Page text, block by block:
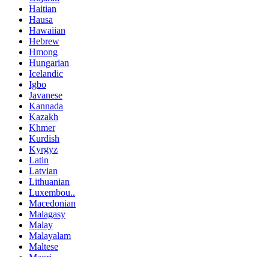
Haitian
Hausa
Hawaiian
Hebrew
Hmong
Hungarian
Icelandic
Igbo
Javanese
Kannada
Kazakh
Khmer
Kurdish
Kyrgyz
Latin
Latvian
Lithuanian
Luxembou..
Macedonian
Malagasy
Malay
Malayalam
Maltese